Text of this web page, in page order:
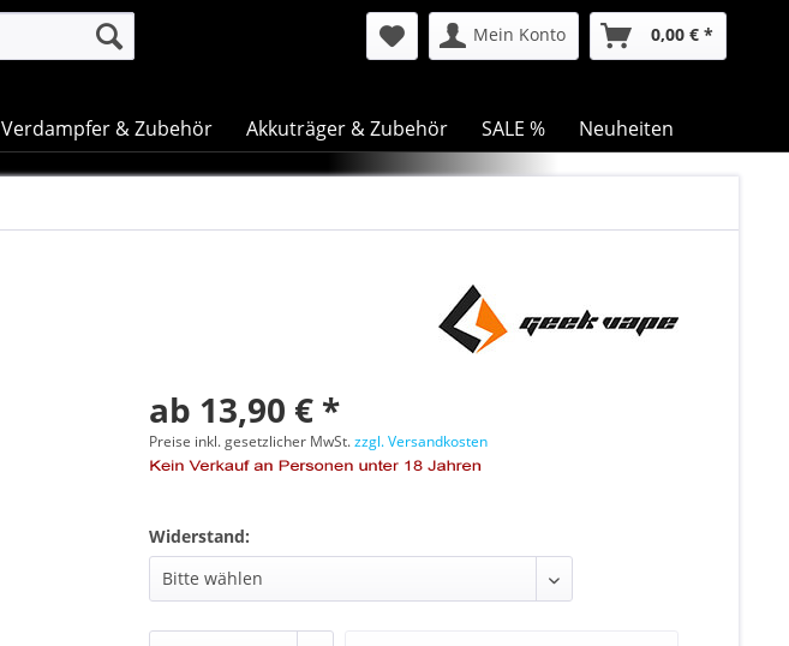
Mein Konto 0,00 € *
Verdampfer & Zubehör Akkuträger & Zubehör SALE % Neuheiten
ab 13,90 € *
Preise inkl. gesetzlicher MwSt.zzgl. Versandkosten
Widerstand: